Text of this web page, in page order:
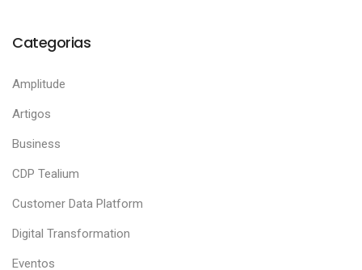
Categorias
Amplitude
Artigos
Business
CDP Tealium
Customer Data Platform
Digital Transformation
Eventos